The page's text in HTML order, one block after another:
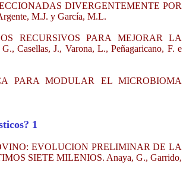
DIVERGENTEMENTE POR
M.J. y García, M.L.
RECURSIVOS PARA MEJORAR LA
Casellas, J., Varona, L., Peñagaricano, F. e
PARA MODULAR EL MICROBIOMA
1
EVOLUCION PRELIMINAR DE LA
SIETE MILENIOS. Anaya, G., Garrido,